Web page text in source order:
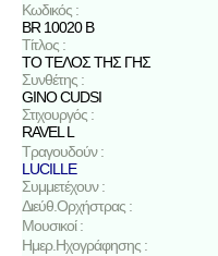
Κωδικός :
BR 10020 B
Τίτλος :
ΤΟ ΤΕΛΟΣ ΤΗΣ ΓΗΣ
Συνθέτης :
GINO CUDSI
Στιχουργός :
RAVEL L
Τραγουδούν :
LUCILLE
Συμμετέχουν :
Διεύθ.Ορχήστρας :
Μουσικοί :
Ημερ.Ηχογράφησης :